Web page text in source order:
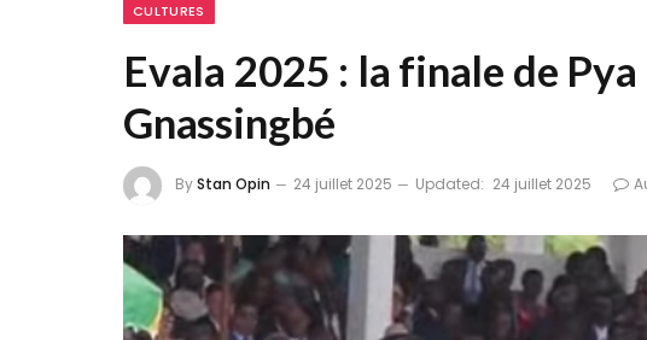
CULTURES
Evala 2025 : la finale de
Gnassingbé
ByStan Opin 24 juillet 2025 Updated: 24 juillet 2025